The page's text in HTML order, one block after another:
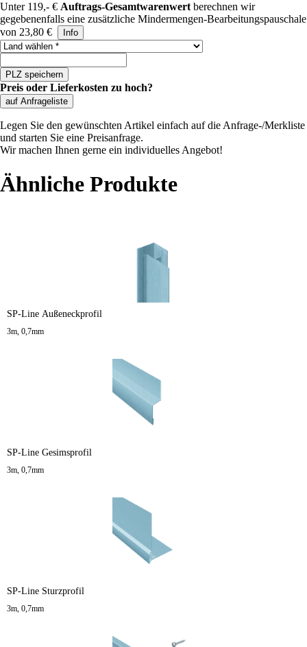
Unter 119,- € Auftrags-Gesamtwarenwert berechnen wir
gegebenenfalls eine zusätzliche Mindermengen-Bearbeitungspauschale
von 23,80 €
Info
Land auswählen
PLZ speichern
Preis oder Lieferkosten zu hoch?
auf Anfrageliste
Legen Sie den gewünschten Artikel einfach auf die Anfrage-/Merkliste
und starten Sie eine Preisanfrage.
Wir machen Ihnen gerne ein individuelles Angebot!
Ähnliche Produkte
SP-Line Außeneckprofil
3m, 0,7mm
SP-Line Gesimsprofil
3m, 0,7mm
SP-Line Sturzprofil
3m, 0,7mm